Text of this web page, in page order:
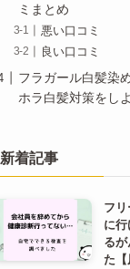
ミまとめ
悪い口コミ
良い口コミ
フラガール白髪染
ホラ白髪対策をし
新着記事
フ
に
る
た【